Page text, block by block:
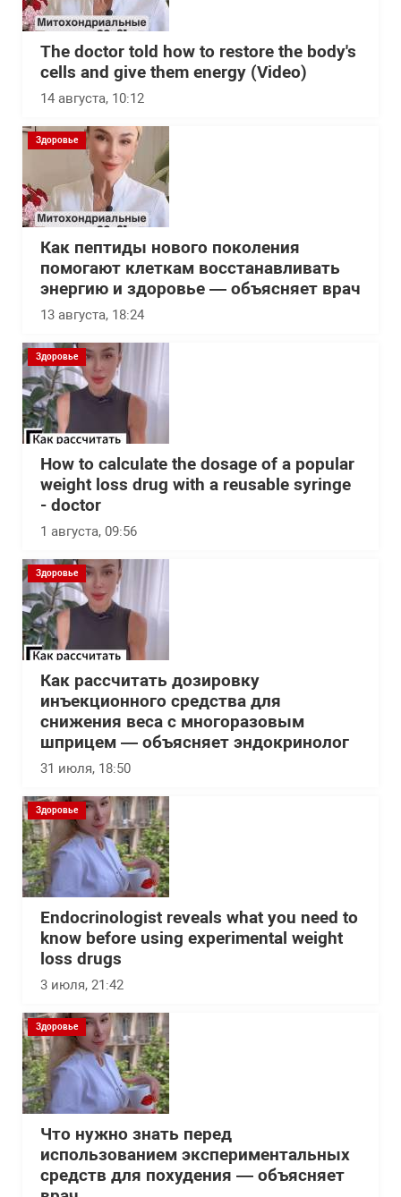
The doctor told how to restore the body's
cells and give them energy (Video)
14 августа, 10:12
Здоровье
Как пептиды нового поколения
помогают клеткам восстанавливать
энергию и здоровье — объясняет врач
13 августа, 18:24
Здоровье
How to calculate the dosage of a popular
weight loss drug with a reusable syringe
- doctor
1 августа, 09:56
Здоровье
Как рассчитать дозировку
инъекционного средства для
снижения веса с многоразовым
шприцем — объясняет эндокринолог
31 июля, 18:50
Здоровье
Endocrinologist reveals what you need to
know before using experimental weight
loss drugs
3 июля, 21:42
Здоровье
Что нужно знать перед
использованием экспериментальных
средств для похудения — объясняет